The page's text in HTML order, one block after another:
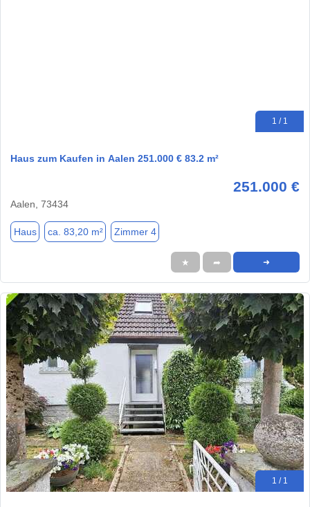
1 / 1
Haus zum Kaufen in Aalen 251.000 € 83.2 m²
251.000 €
Aalen, 73434
Haus ca. 83,20 m² Zimmer 4
★ ➦ ➜
1 / 1